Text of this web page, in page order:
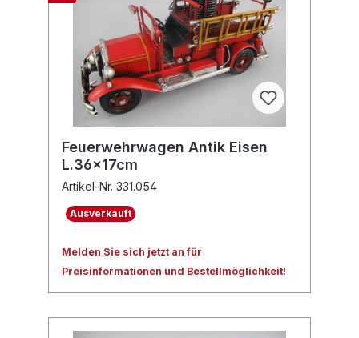
Feuerwehrwagen Antik Eisen
L.36x17cm
Artikel-Nr. 331.054
Ausverkauft
Melden Sie sich jetzt an für
Preisinformationen und Bestellmöglichkeit!